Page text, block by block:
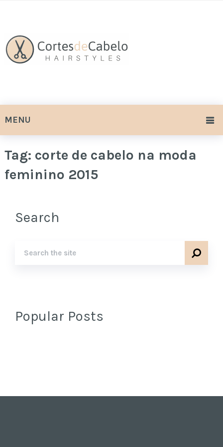
MENU
Tag: corte de cabelo na moda
feminino 2015
Search
Popular Posts